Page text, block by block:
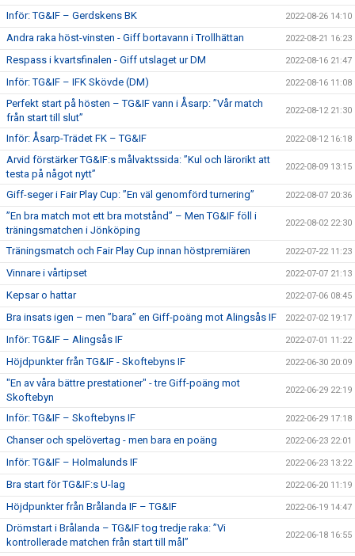
Inför: TG&IF – Gerdskens BK 2022-08-26 14:10
Andra raka höst-vinsten - Giff bortavann i Trollhättan 2022-08-21 16:23
Respass i kvartsfinalen - Giff utslaget ur DM 2022-08-16 21:47
Inför: TG&IF – IFK Skövde (DM) 2022-08-16 11:08
Perfekt start på hösten – TG&IF vann i Åsarp: ”Vår match
från start till slut”
2022-08-12 21:30
Inför: Åsarp-Trädet FK – TG&IF 2022-08-12 16:18
Arvid förstärker TG&IF:s målvaktssida: ”Kul och lärorikt att
testa på något nytt”
2022-08-09 13:15
Giff-seger i Fair Play Cup: ”En väl genomförd turnering” 2022-08-07 20:36
”En bra match mot ett bra motstånd” – Men TG&IF föll i
träningsmatchen i Jönköping
2022-08-02 22:30
Träningsmatch och Fair Play Cup innan höstpremiären 2022-07-22 11:23
Vinnare i vårtipset 2022-07-07 21:13
Kepsar o hattar 2022-07-06 08:45
Bra insats igen – men ”bara” en Giff-poäng mot Alingsås IF 2022-07-02 19:17
Inför: TG&IF – Alingsås IF 2022-07-01 11:22
Höjdpunkter från TG&IF - Skoftebyns IF 2022-06-30 20:09
"En av våra bättre prestationer" - tre Giff-poäng mot
Skoftebyn
2022-06-29 22:19
Inför: TG&IF – Skoftebyns IF 2022-06-29 17:18
Chanser och spelövertag - men bara en poäng 2022-06-23 22:01
Inför: TG&IF – Holmalunds IF 2022-06-23 13:22
Bra start för TG&IF:s U-lag 2022-06-20 11:19
Höjdpunkter från Brålanda IF – TG&IF 2022-06-19 14:47
Drömstart i Brålanda – TG&IF tog tredje raka: ”Vi
kontrollerade matchen från start till mål”
2022-06-18 16:55